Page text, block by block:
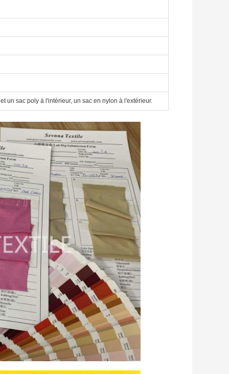
un sac poly à l'intérieur, un sac en nylon à l'extérieur.